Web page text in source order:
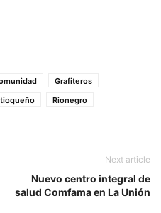
Grafiteros
Rionegro
Next article
Nuevo centro integral de
salud Comfama en La Unión